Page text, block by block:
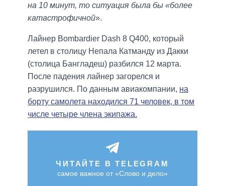
на 10 минут, то ситуация была бы «более
катастрофичной».
Лайнер Bombardier Dash 8 Q400, который
летел в столицу Непала Катманду из Дакки
(столица Бангладеш) разбился 12 марта.
После падения лайнер загорелся и
разрушился. По данным авиакомпании, ​​на
борту самолета находился 71 человек, в том
числе четыре члена экипажа.
ЧИТАЙТЕ В TELEGRAM
самое важное от «Слово и дело»